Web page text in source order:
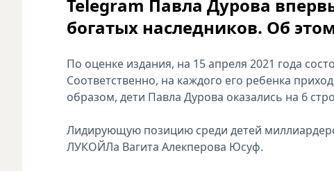
Telegram Павла Дурова
богатых наследников. Об
По оценке издания, на 15 апреля 2021 года
Соответственно, на каждого его ребенка
образом, дети Павла Дурова оказались на 6
Лидирующую позицию среди детей
ЛУКОЙЛа Вагита Алекперова Юсуф.